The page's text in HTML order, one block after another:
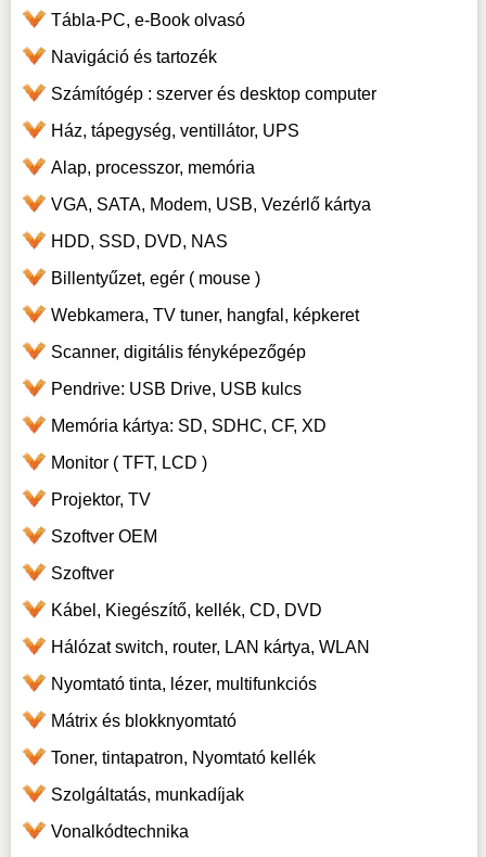
Tábla-PC, e-Book olvasó
Navigáció és tartozék
Számítógép : szerver és desktop computer
Ház, tápegység, ventillátor, UPS
Alap, processzor, memória
VGA, SATA, Modem, USB, Vezérlő kártya
HDD, SSD, DVD, NAS
Billentyűzet, egér ( mouse )
Webkamera, TV tuner, hangfal, képkeret
Scanner, digitális fényképezőgép
Pendrive: USB Drive, USB kulcs
Memória kártya: SD, SDHC, CF, XD
Monitor ( TFT, LCD )
Projektor, TV
Szoftver OEM
Szoftver
Kábel, Kiegészítő, kellék, CD, DVD
Hálózat switch, router, LAN kártya, WLAN
Nyomtató tinta, lézer, multifunkciós
Mátrix és blokknyomtató
Toner, tintapatron, Nyomtató kellék
Szolgáltatás, munkadíjak
Vonalkódtechnika